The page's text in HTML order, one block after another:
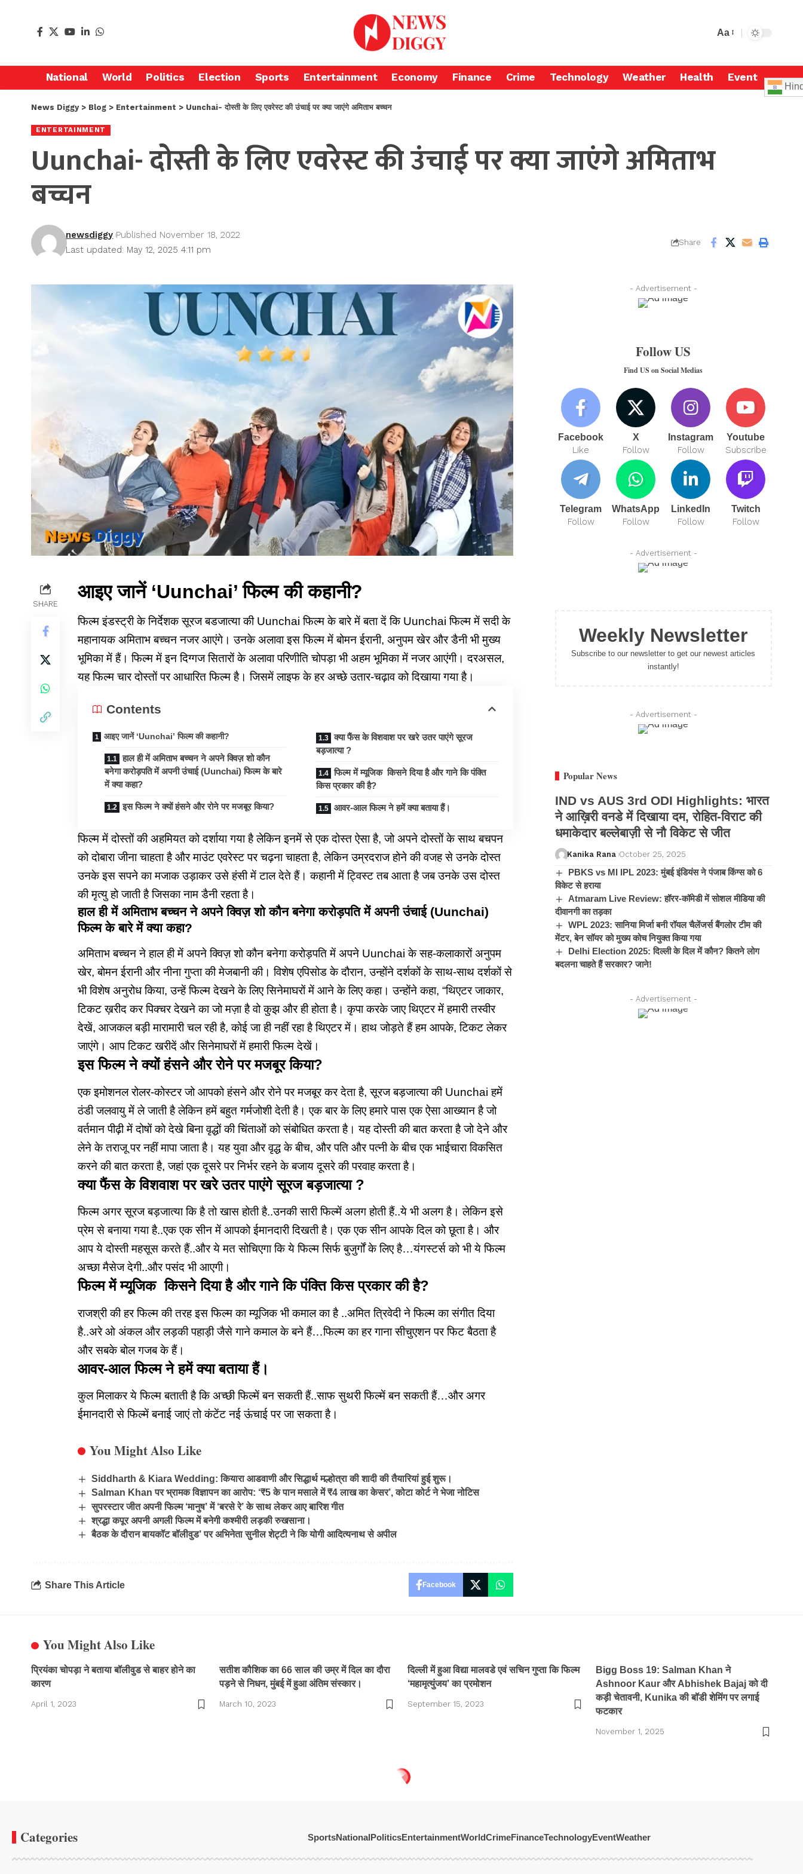
Aa
National World Politics Election Sports Entertainment Economy Finance Crime Technology Weather Health Event
News Diggy> Blog > Entertainment > Uunchai- दोस्ती के लिए एवरेस्ट की उंचाई पर क्या जाएंगे अमिताभ बच्चन
ENTERTAINMENT
Uunchai- दोस्ती के लिए एवरेस्ट की उंचाई पर क्या जाएंगे अमिताभ
बच्चन
Last updated: May 12, 2025 4:11 pm
newsdiggy Published November 18, 2022
Share
SHARE
आइए जानें‘Uunchai’फिल्म की कहानी?
फिल्म इंडस्ट्री के निर्देशक सूरज बडजात्या की Uunchai फिल्म के बारे में बता दें कि Uunchaiफिल्म में सदी के
महानायक अमिताभ बच्चन नजर आएंगे। उनके अलावा इस फिल्म में बोमन ईरानी, अनुपम खेर और डैनी भी मुख्य
भूमिका में हैं। फिल्म में इन दिग्गज सितारों के अलावा परिणीति चोपड़ा भी अहम भूमिका में नजर आएंगी। दरअसल,
यह फिल्म चार दोस्तों पर आधारित फिल्म है। जिसमें लाइफ के हर अच्छे उतार-चढ़ाव को दिखाया गया है।
Contents
आइए जानें ‘Uunchai’ फिल्म की कहानी?
हाल ही में अमिताभ बच्चन ने अपने क्विज़ शो कौन
बनेगा करोड़पति में अपनी उंचाई (Uunchai) फिल्म के बारे
में क्या कहा?
इस फिल्म ने क्यों हंसने और रोने पर मजबूर किया?
क्या फैंस के विशवाश पर खरे उतर पाएंगे सूरज
बड़जात्या ?
फिल्म में म्यूजिक किसने दिया है और गाने कि पंक्ति
किस प्रकार की है?
आवर-आल फिल्म ने हमें क्या बताया हैं।
फिल्म में दोस्तों की अहमियत को दर्शाया गया है लेकिन इनमें से एक दोस्त ऐसा है, जो अपने दोस्तों के साथ बचपन
को दोबारा जीना चाहता है और माउंट एवरेस्ट पर चढ़ना चाहता है, लेकिन उम्रदराज होने की वजह से उनके दोस्त
उनके इस सपने का मजाक उड़ाकर उसे हंसी में टाल देते हैं। कहानी में ट्विस्ट तब आता है जब उनके उस दोस्त
की मृत्यु हो जाती है जिसका नाम डैनी रहता है।
हाल ही में अमिताभ बच्चन ने अपने क्विज़ शो कौन बनेगा करोड़पति में अपनी उंचाई (Uunchai)
फिल्म के बारे में क्या कहा?
अमिताभ बच्चन ने हाल ही में अपने क्विज़ शो कौन बनेगा करोड़पति में अपने Uunchai के सह-कलाकारों अनुपम
खेर, बोमन ईरानी और नीना गुप्ता की मेजबानी की। विशेष एपिसोड के दौरान, उन्होंने दर्शकों के साथ-साथ दर्शकों से
भी विशेष अनुरोध किया, उन्हें फिल्म देखने के लिए सिनेमाघरों में आने के लिए कहा। उन्होंने कहा, “थिएटर जाकार,
टिकट ख़रीद कर पिक्चर देखने का जो मज़ा है वो कुझ और ही होता है। कृपा करके जाए थिएटर में हमारी तस्वीर
देखें, आजकल बड़ी मारामारी चल रही है, कोई जा ही नहीं रहा है थिएटर में। हाथ जोड़ते हैं हम आपके, टिकट लेकर
जाएंगे। आप टिकट खरीदें और सिनेमाघरों में हमारी फिल्म देखें।
इस फिल्म ने क्यों हंसने और रोने पर मजबूर किया?
एक इमोशनल रोलर-कोस्टर जो आपको हंसने और रोने पर मजबूर कर देता है, सूरज बड़जात्या की Uunchai हमें
ठंडी जलवायु में ले जाती है लेकिन हमें बहुत गर्मजोशी देती है। एक बार के लिए हमारे पास एक ऐसा आख्यान है जो
वर्तमान पीढ़ी में दोषों को देखे बिना वृद्धों की चिंताओं को संबोधित करता है। यह दोस्ती की बात करता है जो देने और
लेने के तराजू पर नहीं मापा जाता है। यह युवा और वृद्ध के बीच, और पति और पत्नी के बीच एक भाईचारा विकसित
करने की बात करता है, जहां एक दूसरे पर निर्भर रहने के बजाय दूसरे की परवाह करता है।
क्या फैंस के विशवाश पर खरे उतर पाएंगे सूरज बड़जात्या ?
फिल्म अगर सूरज बड़जात्या कि है तो खास होती है..उनकी सारी फिल्में अलग होती हैं..ये भी अलग है। लेकिन इसे
प्रेम से बनाया गया है..एक एक सीन में आपको ईमानदारी दिखती है। एक एक सीन आपके दिल को छूता है। और
आप ये दोस्ती महसूस करते हैं..और ये मत सोचिएगा कि ये फिल्म सिर्फ बुजुर्गों के लिए है…यंगस्टर्स को भी ये फिल्म
अच्छा मैसेज देगी..और पसंद भी आएगी।
फिल्म में म्यूजिक किसने दिया है और गाने कि पंक्ति किस प्रकार की है?
राजश्री की हर फिल्म की तरह इस फिल्म का म्यूजिक भी कमाल का है ..अमित त्रिवेदी ने फिल्म का संगीत दिया
है..अरे ओ अंकल और लड़की पहाड़ी जैसे गाने कमाल के बने हैं…फिल्म का हर गाना सीचुएशन पर फिट बैठता है
और सबके बोल गजब के हैं।
आवर-आल फिल्म ने हमें क्या बताया हैं।
कुल मिलाकरये फिल्म बताती है कि अच्छी फिल्में बन सकती हैं..साफ सुथरी फिल्में बन सकती हैं…और अगर
ईमानदारी से फिल्में बनाई जाएं तो कंटेंट नई ऊंचाई पर जा सकता है।
You Might Also Like
Siddharth & Kiara Wedding: कियारा आडवाणी और सिद्धार्थ मल्होत्रा ​​​​की शादी की तैयारियां हुई शुरू।
Salman Khan पर भ्रामक विज्ञापन का आरोप: ‘₹5 के पान मसाले में ₹4 लाख का केसर’, कोटा कोर्ट ने भेजा नोटिस
सुपरस्टार जीत अपनी फिल्म ‘मानुष’ में ‘बरसे रे’ के साथ लेकर आए बारिश गीत
श्रद्धा कपूर अपनी अगली फिल्म में बनेगी कश्मीरी लड़की रुखसाना।
बैठक के दौरान बायकॉट बॉलीवुड’ पर अभिनेता सुनील शेट्टी ने कि योगी आदित्यनाथ से अपील
Share This Article Facebook
- Advertisement -
Follow US
Find US on Social Medias
Facebook
Like
X
Follow
Instagram
Follow
Youtube
Subscribe
Telegram
Follow
WhatsApp
Follow
LinkedIn
Follow
Twitch
Follow
- Advertisement -
Weekly Newsletter
Subscribe to our newsletter to get our newest articles
instantly!
- Advertisement -
Popular News
IND vs AUS 3rd ODI Highlights: भारत
ने आख़िरी वनडे में दिखाया दम, रोहित-विराट की
धमाकेदार बल्लेबाज़ी से नौ विकेट से जीत
Kanika Rana October 25, 2025
PBKS vs MI IPL 2023: मुंबई इंडियंस ने पंजाब किंग्स को 6
विकेट से हराया
Atmaram Live Review: हॉरर-कॉमेडी में सोशल मीडिया की
दीवानगी का तड़का
WPL 2023: सानिया मिर्जा बनी रॉयल चैलेंजर्स बैंगलोर टीम की
मेंटर, बेन सॉयर को मुख्य कोच नियुक्त किया गया
Delhi Election 2025: दिल्ली के दिल में कौन? कितने लोग
बदलना चाहते हैं सरकार? जाने!
- Advertisement -
You Might Also Like
प्रियंका चोपड़ा ने बताया बॉलीवुड से बाहर होने का
कारण
April 1, 2023
सतीश कौशिक का 66 साल की उम्र में दिल का दौरा
पड़ने से निधन, मुंबई में हुआ अंतिम संस्कार।
March 10, 2023
दिल्ली में हुआ विद्या मालवडे एवं सचिन गुप्ता कि फिल्म
‘महामृत्युंजय’ का प्रमोशन
September 15, 2023
Bigg Boss 19: Salman Khan ने
Ashnoor Kaur और Abhishek Bajaj को दी
कड़ी चेतावनी, Kunika की बॉडी शेमिंग पर लगाई
फटकार
November 1, 2025
Categories SportsNationalPoliticsEntertainmentWorldCrimeFinanceTechnologyEventWeather